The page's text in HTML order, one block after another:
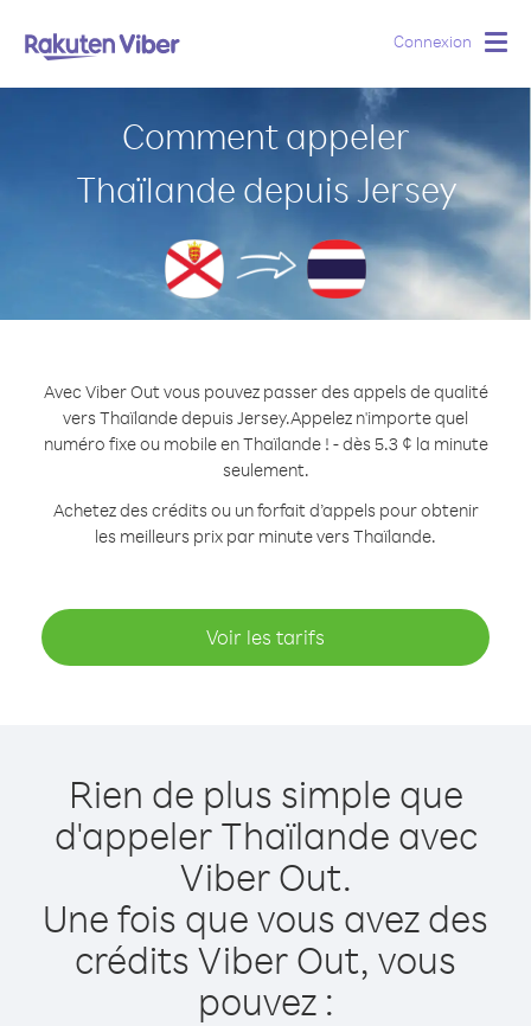
Connexion
Comment appeler
Thaïlande depuis Jersey
Avec Viber Out vous pouvez passer des appels de qualité
vers Thaïlande depuis Jersey.Appelez n'importe quel
numéro fixe ou mobile en Thaïlande ! - dès 5.3 ¢ la minute
seulement.
Achetez des crédits ou un forfait d’appels pour obtenir
les meilleurs prix par minute vers Thaïlande.
Voir les tarifs
Rien de plus simple que
d'appeler Thaïlande avec
Viber Out.
Une fois que vous avez des
crédits Viber Out, vous
pouvez :